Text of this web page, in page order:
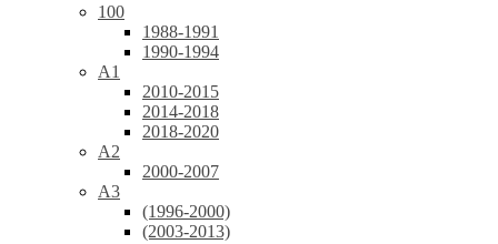
100
1988-1991
1990-1994
A1
2010-2015
2014-2018
2018-2020
A2
2000-2007
A3
(1996-2000)
(2003-2013)